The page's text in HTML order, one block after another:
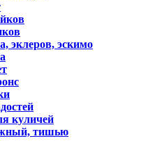
эклеров, эскимо
куличей
тишью